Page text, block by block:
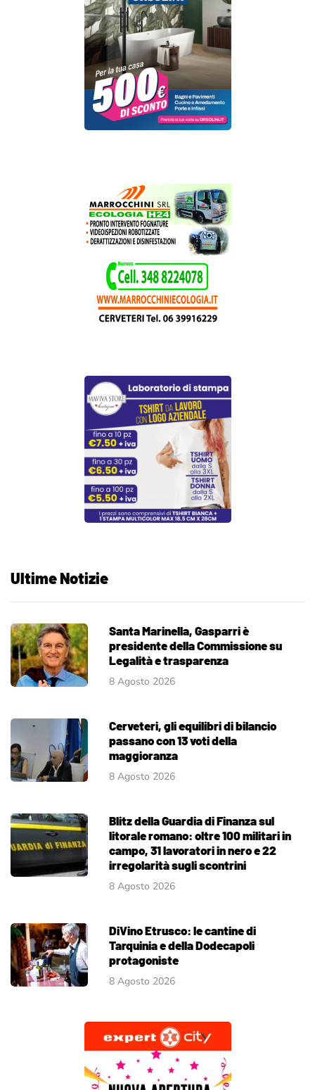
Ultime Notizie
Santa Marinella, Gasparri è
presidente della Commissione su
Legalità e trasparenza
8 Agosto 2026
Cerveteri, gli equilibri di bilancio
passano con 13 voti della
maggioranza
8 Agosto 2026
Blitz della Guardia di Finanza sul
litorale romano: oltre 100 militari in
campo, 31 lavoratori in nero e 22
irregolarità sugli scontrini
8 Agosto 2026
DiVino Etrusco: le cantine di
Tarquinia e della Dodecapoli
protagoniste
8 Agosto 2026